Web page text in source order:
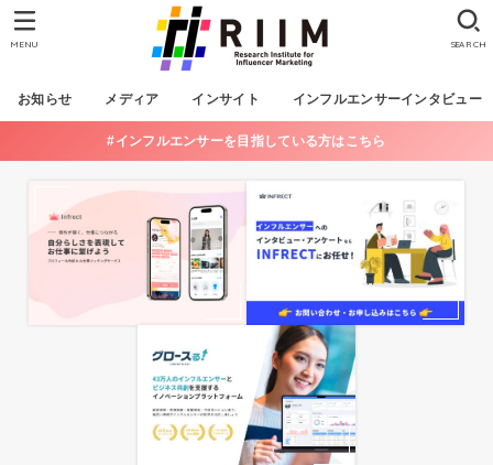
お知らせ メディア インサイト インフルエンサーインタビュー
SEARCH
MENU
#インフルエンサーを目指している方はこちら